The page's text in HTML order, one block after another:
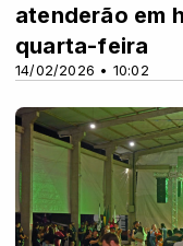
14/02/2026 • 10:02
atenderão em
quarta-feira